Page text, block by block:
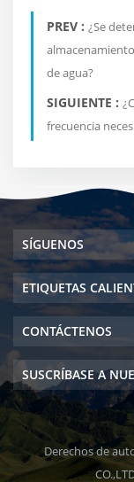
PREV : ¿Se
de agua?
SIGUIENTE :
frecuencia
SÍGUENOS
ETIQUETAS
CONTÁCTENOS
SUSCRÍBASE A
Derechos de